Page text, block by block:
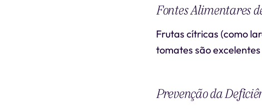
Fontes Alimentares
Frutas cítricas (como
tomates são
Prevenção da